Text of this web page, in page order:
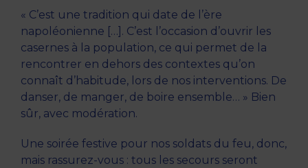
« C’est une tradition qui date de l’ère
napoléonienne […]. C’est l’occasion d’ouvrir les
casernes à la population, ce qui permet de la
rencontrer en dehors des contextes qu’on
connaît d’habitude, lors de nos interventions. De
danser, de manger, de boire ensemble… » Bien
sûr, avec modération.
Une soirée festive pour nos soldats du feu, donc,
mais rassurez-vous : tous les secours seront